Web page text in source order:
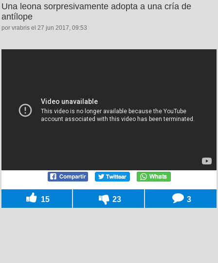
Una leona sorpresivamente adopta a una cría de
antílope
por vrabris el 27 jun 2017, 09:53
15 23 3